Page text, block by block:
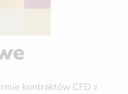
kontraktów CFD z